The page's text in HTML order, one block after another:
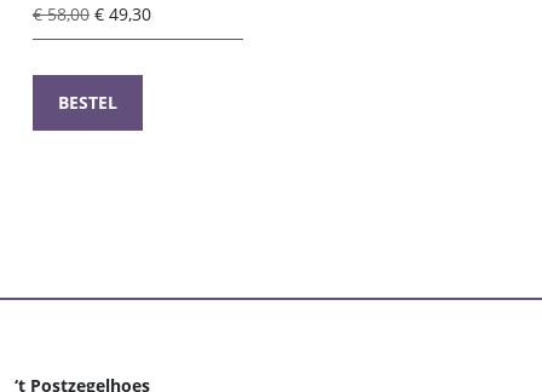
€58,00 Oorspronkelijke
prijs
€ 58,00.
€ 49,30Huidige
prijs
BESTEL
‘t Postzegelhoes